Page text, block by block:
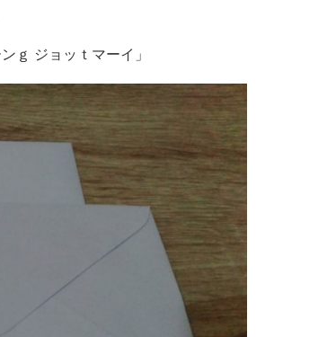
ンｇ ジョッｔマーイ」